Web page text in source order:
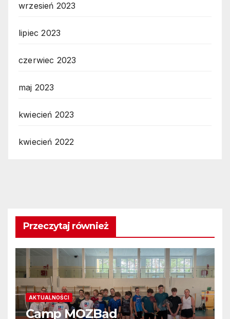
wrzesień 2023
lipiec 2023
czerwiec 2023
maj 2023
kwiecień 2023
kwiecień 2022
Przeczytaj również
AKTUALNOŚCI
Camp MOZBad